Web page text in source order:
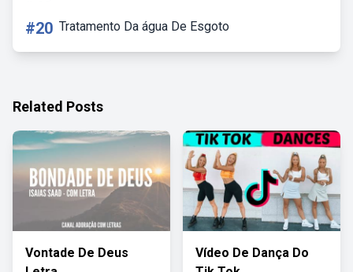
#20 Tratamento Da água De Esgoto
Related Posts
Vontade De Deus
Vídeo De Dança Do